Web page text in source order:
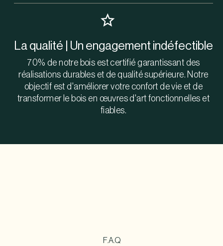
La qualité | Un engagement indéfectible
70% de notre bois est certifié garantissant des
réalisations durables et de qualité supérieure. Notre
objectif est d'améliorer votre confort de vie et de
transformer le bois en œuvres d'art fonctionnelles et
fiables.
F.A.Q